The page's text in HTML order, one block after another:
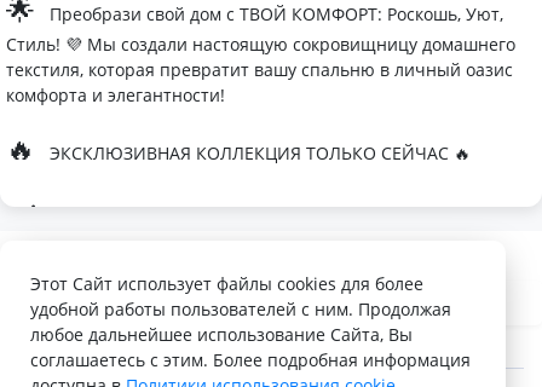
🌟
Преобрази свой дом с ТВОЙ КОМФОРТ: Роскошь, Уют,
Стиль! 💜 Мы создали настоящую сокровищницу домашнего
текстиля, которая превратит вашу спальню в личный оазис
комфорта и элегантности!
🔥 ЭКСКЛЮЗИВНАЯ КОЛЛЕКЦИЯ ТОЛЬКО СЕЙЧАС 🔥
🛏
Палитра изысканных оттенков:
- Темно-серый для минималистичных интерьеров
- Сиреневый для романтичных натур
Этот Сайт использует файлы cookies для более
удобной работы пользователей с ним. Продолжая
любое дальнейшее использование Сайта, Вы
соглашаетесь с этим. Более подробная информация